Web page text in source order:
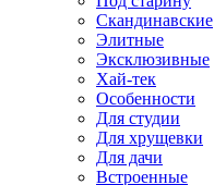
Скандинавские
Элитные
Эксклюзивные
Хай-тек
Особенности
Для студии
Для хрущевки
Для дачи
Встроенные